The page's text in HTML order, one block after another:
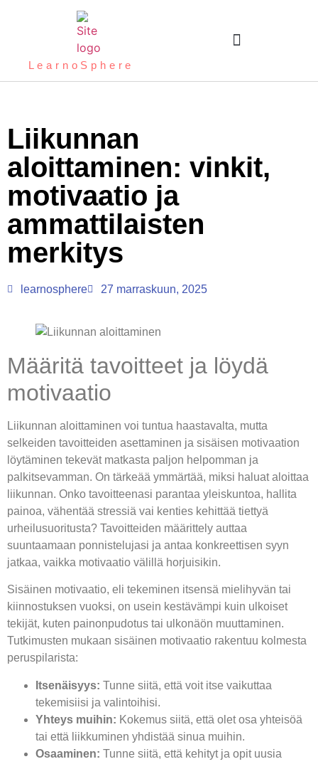
LearnoSphere
Liikunnan
aloittaminen: vinkit,
motivaatio ja
ammattilaisten
merkitys
learnosphere 27 marraskuun, 2025
Määritä tavoitteet ja löydä
motivaatio
Liikunnan aloittaminen voi tuntua haastavalta, mutta
selkeiden tavoitteiden asettaminen ja sisäisen motivaation
löytäminen tekevät matkasta paljon helpomman ja
palkitsevamman. On tärkeää ymmärtää, miksi haluat aloittaa
liikunnan. Onko tavoitteenasi parantaa yleiskuntoa, hallita
painoa, vähentää stressiä vai kenties kehittää tiettyä
urheilusuoritusta? Tavoitteiden määrittely auttaa
suuntaamaan ponnistelujasi ja antaa konkreettisen syyn
jatkaa, vaikka motivaatio välillä horjuisikin.
Sisäinen motivaatio, eli tekeminen itsensä mielihyvän tai
kiinnostuksen vuoksi, on usein kestävämpi kuin ulkoiset
tekijät, kuten painonpudotus tai ulkonäön muuttaminen.
Tutkimusten mukaan sisäinen motivaatio rakentuu kolmesta
peruspilarista:
Itsenäisyys: Tunne siitä, että voit itse vaikuttaa
tekemisiisi ja valintoihisi.
Yhteys muihin: Kokemus siitä, että olet osa yhteisöä
tai että liikkuminen yhdistää sinua muihin.
Osaaminen: Tunne siitä, että kehityt ja opit uusia